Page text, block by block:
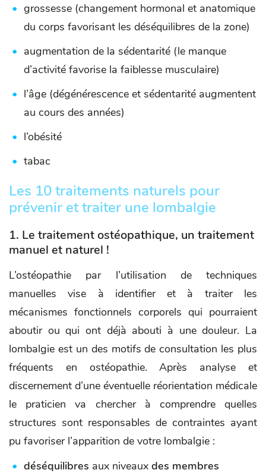
grossesse (changement hormonal et anatomique
du corps favorisant les déséquilibres de la zone)
augmentation de la sédentarité (le manque
d’activité favorise la faiblesse musculaire)
l’âge (dégénérescence et sédentarité augmentent
au cours des années)
l’obésité
tabac
Les 10 traitements naturels pour
prévenir et traiter une lombalgie
1. Le traitement ostéopathique, un traitement
manuel et naturel !
L’ostéopathie par l’utilisation de techniques
manuelles vise à identifier et à traiter les
mécanismes fonctionnels corporels qui pourraient
aboutir ou qui ont déjà abouti à une douleur. La
lombalgie est un des motifs de consultation les plus
fréquents en ostéopathie. Après analyse et
discernement d’une éventuelle réorientation médicale
le praticien va chercher à comprendre quelles
structures sont responsables de contraintes ayant
pu favoriser l’apparition de votre lombalgie :
déséquilibres aux niveaux des membres